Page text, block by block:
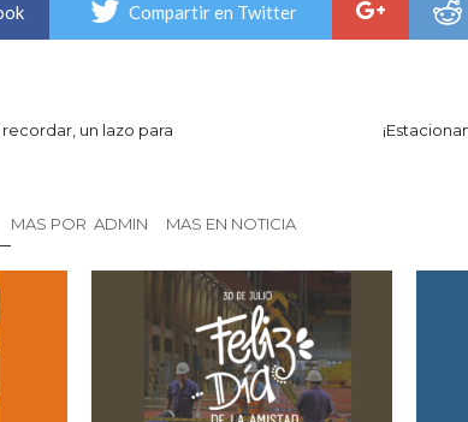
Compartir en Twitter
un lazo para
MAS POR ADMIN MAS EN NOTICIA